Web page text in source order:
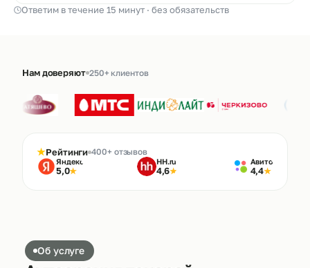
Ответим в течение 15 минут · без обязательств
Нам доверяют 250+ клиентов
★Рейтинги 400+ отзывов
Яндекс
5,0★
HH.ru
4,6★
Авито
4,4★
Об услуге